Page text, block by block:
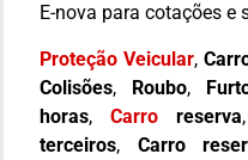
E-nova para cotações e
Proteção Veicular,
Colisões, Roubo,
horas,Carro reserva
terceiros, Carro